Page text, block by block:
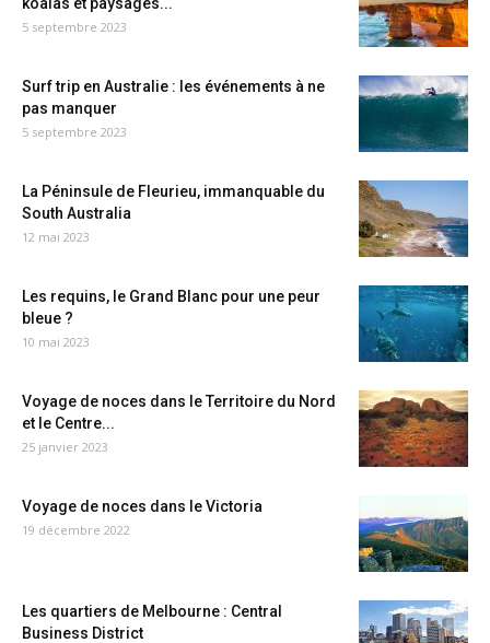
5 septembre 2023
Surf trip en Australie : les événements à ne
pas manquer
5 septembre 2023
La Péninsule de Fleurieu, immanquable du
South Australia
12 mai 2023
Les requins, le Grand Blanc pour une peur
bleue ?
10 mai 2023
Voyage de noces dans le Territoire du Nord
et le Centre...
25 janvier 2023
Voyage de noces dans le Victoria
19 décembre 2022
Les quartiers de Melbourne : Central
Business District